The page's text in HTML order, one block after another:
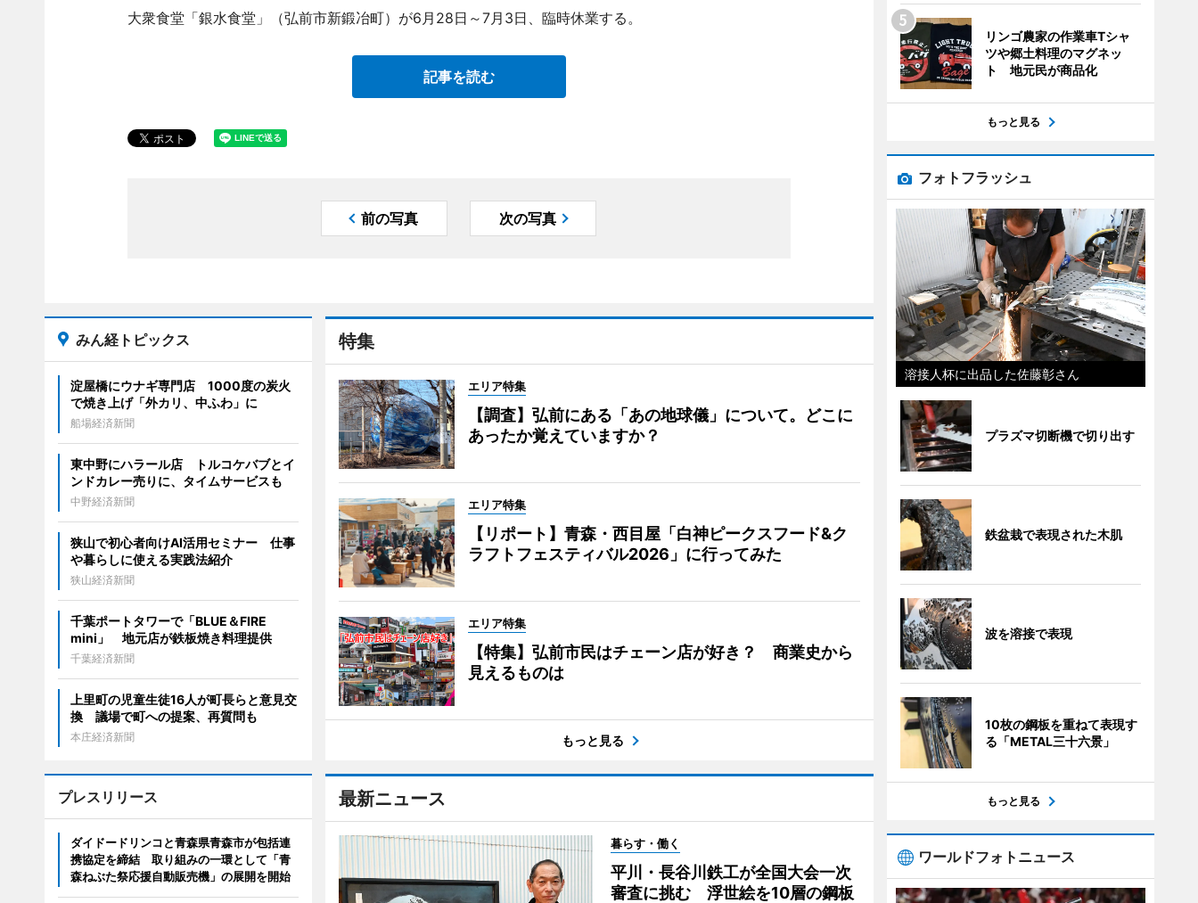
大衆食堂「銀水食堂」（弘前市新鍛冶町）が6月28日～7月3日、臨時休業する。
記事を読む
前の写真 次の写真
特集
エリア特集
【調査】弘前にある「あの地球儀」について。どこに
あったか覚えていますか？
エリア特集
【リポート】青森・西目屋「白神ピークスフード&ク
ラフトフェスティバル2026」に行ってみた
エリア特集
【特集】弘前市民はチェーン店が好き？ 商業史から
見えるものは
もっと見る
最新ニュース
暮らす・働く
平川・長谷川鉄工が全国大会一次
審査に挑む 浮世絵を10層の鋼板
みん経トピックス
淀屋橋にウナギ専門店 1000度の炭火
で焼き上げ「外カリ、中ふわ」に
船場経済新聞
東中野にハラール店 トルコケバブとイ
ンドカレー売りに、タイムサービスも
中野経済新聞
狭山で初心者向けAI活用セミナー 仕事
や暮らしに使える実践法紹介
狭山経済新聞
千葉ポートタワーで「BLUE＆FIRE
mini」 地元店が鉄板焼き料理提供
千葉経済新聞
上里町の児童生徒16人が町長らと意見交
換 議場で町への提案、再質問も
本庄経済新聞
プレスリリース
ダイドードリンコと青森県青森市が包括連
携協定を締結 取り組みの一環として「青
森ねぶた祭応援自動販売機」の展開を開始
リンゴ農家の作業車Tシャ
ツや郷土料理のマグネッ
ト 地元民が商品化
もっと見る
フォトフラッシュ
溶接人杯に出品した佐藤彰さん
プラズマ切断機で切り出す
鉄盆栽で表現された木肌
波を溶接で表現
10枚の鋼板を重ねて表現す
る「METAL三十六景」
もっと見る
ワールドフォトニュース